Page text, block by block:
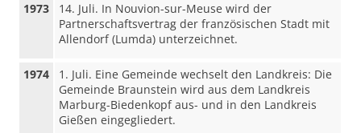
1973
14. Juli. In Nouvion-sur-Meuse wird der
Partnerschaftsvertrag der französischen Stadt mit
Allendorf (Lumda) unterzeichnet.
1974
1. Juli. Eine Gemeinde wechselt den Landkreis: Die
Gemeinde Braunstein wird aus dem Landkreis
Marburg-Biedenkopf aus- und in den Landkreis
Gießen eingegliedert.